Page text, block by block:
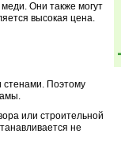
Они также могут
высокая цена.
стенами. Поэтому
или строительной
не